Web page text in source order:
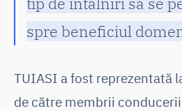
spre beneficiul
TUIASI a fost reprezentată
de către membrii